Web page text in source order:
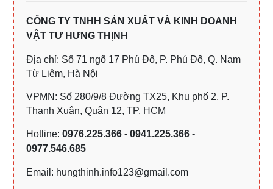
CÔNG TY TNHH SẢN XUẤT VÀ KINH DOANH
VẬT TƯ HƯNG THỊNH
Địa chỉ: Số 71 ngõ 17 Phú Đô, P. Phú Đô, Q. Nam
Từ Liêm, Hà Nội
VPMN: Số 280/9/8 Đường TX25, Khu phố 2, P.
Thạnh Xuân, Quận 12, TP. HCM
Hotline: 0976.225.366 - 0941.225.366 -
0977.546.685
Email: hungthinh.info123@gmail.com